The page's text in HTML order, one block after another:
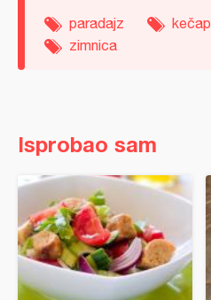
paradajz kečap
zimnica
Isprobao sam